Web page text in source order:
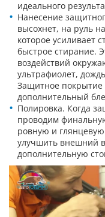
идеального
Нанесение
высохнет, на руль
которое усиливает
быстрое стирание.
воздействий
ультрафиолет,
Защитное покрытие
дополнительный
Полировка. Когда
проводим
ровную и
улучшить внешний
дополнительную